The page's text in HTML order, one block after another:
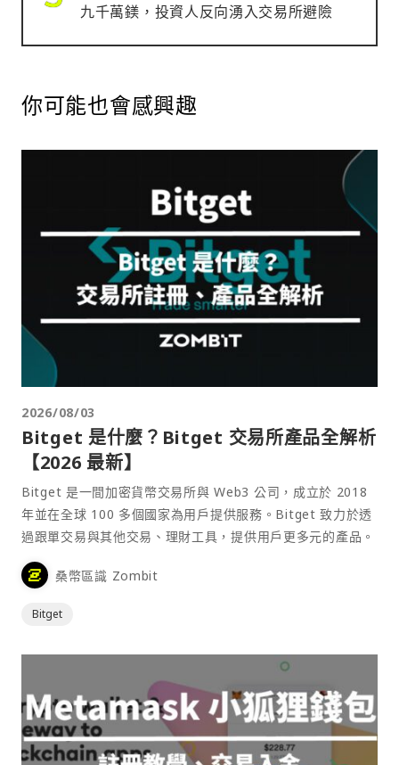
九千萬鎂，投資人反向湧入交易所避險
你可能也會感興趣
2026/08/03
Bitget 是什麼？Bitget 交易所產品全解析
【2026 最新】
Bitget 是一間加密貨幣交易所與 Web3 公司，成立於 2018
年並在全球 100 多個國家為用戶提供服務。Bitget 致力於透
過跟單交易與其他交易、理財工具，提供用戶更多元的產品。
桑幣區識 Zombit
Bitget